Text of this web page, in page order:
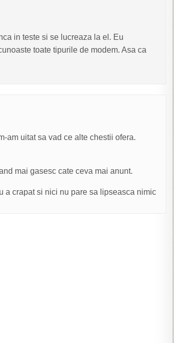
in teste si se lucreaza la el. Eu
toate tipurile de modem. Asa ca
am uitat sa vad ce alte chestii ofera.
mai gasesc cate ceva mai anunt.
a crapat si nici nu pare sa lipseasca nimic